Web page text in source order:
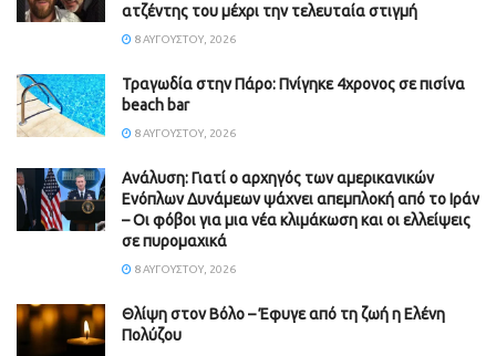
ατζέντης του μέχρι την τελευταία στιγμή
8 ΑΥΓΟΎΣΤΟΥ, 2026
Τραγωδία στην Πάρο: Πνίγηκε 4χρονος σε πισίνα
beach bar
8 ΑΥΓΟΎΣΤΟΥ, 2026
Ανάλυση: Γιατί ο αρχηγός των αμερικανικών
Ενόπλων Δυνάμεων ψάχνει απεμπλοκή από το Ιράν
– Οι φόβοι για μια νέα κλιμάκωση και οι ελλείψεις
σε πυρομαχικά
8 ΑΥΓΟΎΣΤΟΥ, 2026
Θλίψη στον Βόλο – Έφυγε από τη ζωή η Ελένη
Πολύζου